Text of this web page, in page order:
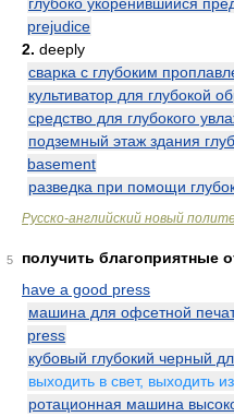
prejudice
2. deeply
сварка с глубоким
культиватор для глубокой
средство для глубокого
подземный этаж здания
basement
разведка при помощи
Русско-английский новый
5
получить благоприятные
have a good press
машина для офсетной
press
кубовый глубокий черный
выходить в свет, выходить
ротационная машина